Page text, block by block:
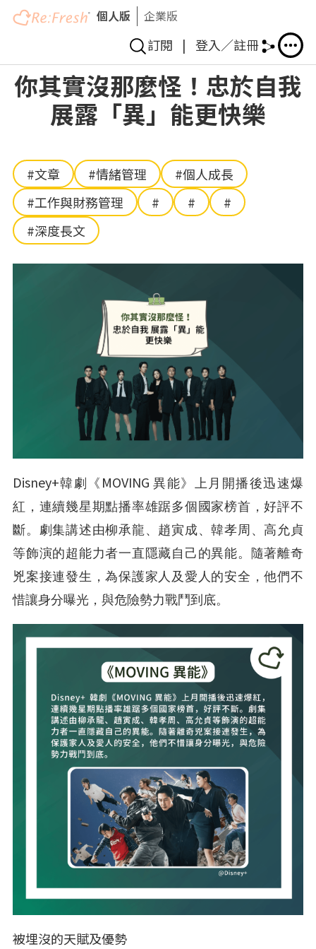
移
個人版 企業版
訂閱 | 登入／註冊
你其實沒那麼怪！忠於自我
展露「異」能更快樂
#文章 #情緒管理
#個人成長
#工作與財務管理
# #
#
#深度長文
Disney+韓劇《 MOVING異能》上月開播後迅速爆
紅，連續幾星期點播率雄踞多個國家榜首，好評不
斷。劇集講述由柳承龍、趙寅成、韓孝周、高允貞
等飾演的超能力者一直隱藏自己的異能。隨著離奇
兇案接連發生，為保護家人及愛人的安全，他們不
惜讓身分曝光，與危險勢力戰鬥到底。
被埋沒的天賦及優勢